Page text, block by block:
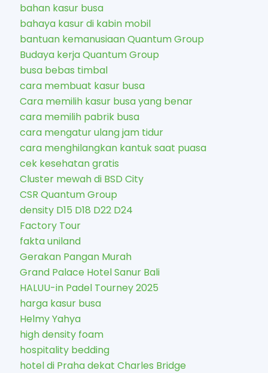
bahan kasur busa
bahaya kasur di kabin mobil
bantuan kemanusiaan Quantum Group
Budaya kerja Quantum Group
busa bebas timbal
cara membuat kasur busa
Cara memilih kasur busa yang benar
cara memilih pabrik busa
cara mengatur ulang jam tidur
cara menghilangkan kantuk saat puasa
cek kesehatan gratis
Cluster mewah di BSD City
CSR Quantum Group
density D15 D18 D22 D24
Factory Tour
fakta uniland
Gerakan Pangan Murah
Grand Palace Hotel Sanur Bali
HALUU-in Padel Tourney 2025
harga kasur busa
Helmy Yahya
high density foam
hospitality bedding
hotel di Praha dekat Charles Bridge